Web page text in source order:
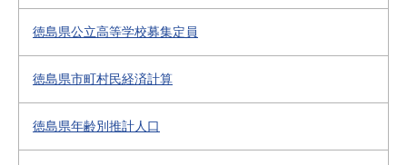
徳島県公立高等学校募集定員
徳島県市町村民経済計算
徳島県年齢別推計人口